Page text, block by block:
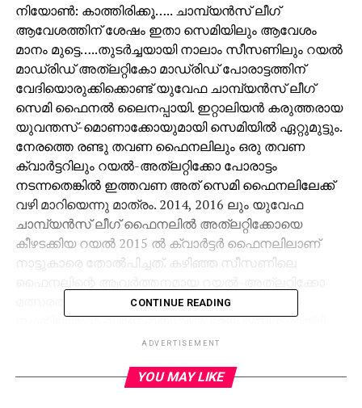
നിയോണ്‍: കാത്തിരിക്കൂ….. ചാമ്പ്യന്‍സ് ലീഗ്
ആവേശത്തിന് ശേഷം ഇതാ സെമിയിലും ആവേശം
മാനം മുട്ടെ…..തുടര്‍ച്ചയായി നാലാം സീസണിലും റയല്‍
മാഡ്രിഡ് അത്‌ലറ്റികോ മാഡ്രിഡ് പോരാട്ടത്തിന്
വേദിയൊരുക്കിക്കൊണ്ട് യുവേഫ ചാമ്പ്യന്‍സ് ലീഗ്
സെമി ഫൈനല്‍ ലൈനപ്പായി. ഇറ്റാലിയന്‍ കരുത്തരായ
യുവന്തസ്-മൊണാക്കോയുമായി സെമിയില്‍ ഏറ്റുമുട്ടും.
നേരത്തെ രണ്ടു തവണ ഫൈനലിലും ഒരു തവണ
ക്വാര്‍ട്ടറിലും റയല്‍-അത്‌ലറ്റിക്കോ പോരാട്ടം
നടന്നതെങ്കില്‍ ഇത്തവണ അത് സെമി ഫൈനലിലേക്ക്
വഴി മാറിയെന്നു മാത്രം. 2014, 2016 ലും യുവേഫ
ചാമ്പ്യന്‍സ് ലീഗ് ഫൈനലില്‍ അത്‌ലറ്റിക്കോയെ
കീഴടക്കിയ റയല്‍ 2015 ല്‍ ക്വാര്‍ട്ടര്‍ ഫൈനലിലാണ്
നാട്ടുകാരെ തോല്‍പിച്ചത്. കഴിഞ്ഞ സീസണിലെ
മത്സരത്തിന്റെ ആദ്യ പാദം റയലിന്റെ തട്ടകമായ
സാന്റിയാഗോ ബര്‍ണബ്യൂവില്‍ മെയ് രണ്ടിന് രാത്രി
നടക്കും. മൊണോക്കോ-യുവെ മല്‍സരം മൂന്നിന്
മത്സരങ്ങളും നടക്കും. മൊണാക്കോയുടെ ഹോം
CONTINUE READING
ADVERTISEMENT
YOU MAY LIKE